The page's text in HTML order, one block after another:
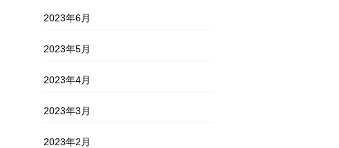
2023年6月
2023年5月
2023年4月
2023年3月
2023年2月